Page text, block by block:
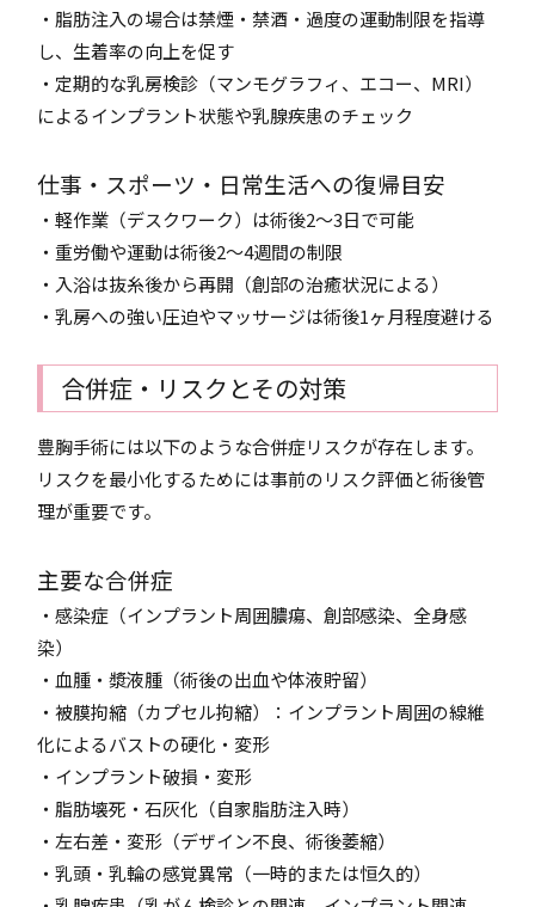
・脂肪注入の場合は禁煙・禁酒・過度の運動制限を指導
し、生着率の向上を促す
・定期的な乳房検診（マンモグラフィ、エコー、MRI）
によるインプラント状態や乳腺疾患のチェック
仕事・スポーツ・日常生活への復帰目安
・軽作業（デスクワーク）は術後2～3日で可能
・重労働や運動は術後2～4週間の制限
・入浴は抜糸後から再開（創部の治癒状況による）
・乳房への強い圧迫やマッサージは術後1ヶ月程度避ける
合併症・リスクとその対策
豊胸手術には以下のような合併症リスクが存在します。
リスクを最小化するためには事前のリスク評価と術後管
理が重要です。
主要な合併症
・感染症（インプラント周囲膿瘍、創部感染、全身感
染）
・血腫・漿液腫（術後の出血や体液貯留）
・被膜拘縮（カプセル拘縮）：インプラント周囲の線維
化によるバストの硬化・変形
・インプラント破損・変形
・脂肪壊死・石灰化（自家脂肪注入時）
・左右差・変形（デザイン不良、術後萎縮）
・乳頭・乳輪の感覚異常（一時的または恒久的）